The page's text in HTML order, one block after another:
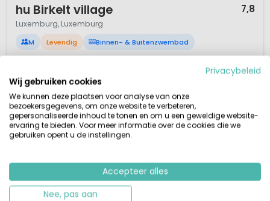
hu Birkelt village 7,8
Luxemburg, Luxemburg
M Levendig Binnen- & Buitenzwembad
Bijzonder zwembad binnen 28°
Groot buitenzwembad
Camping Birkelt ligt in Luxemburg, midden in de bossen van het dal van
de Ernz Blanche (Mullerthal). Deze 5 sterrenfamiliecamping is sfeervol,
goed verzorgd en er is heel erg veel te doen. Gezinnen zullen zich hier
Bekijk bij Estivotravel »
Privacybeleid
Wij gebruiken cookies
We kunnen deze plaatsen voor analyse van onze
bezoekersgegevens, om onze website te verbeteren,
gepersonaliseerde inhoud te tonen en om u een geweldige website-
ervaring te bieden. Voor meer informatie over de cookies die we
gebruiken opent u de instellingen.
Accepteer alles
Nee, pas aan